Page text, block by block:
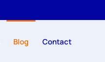
Blog Contact